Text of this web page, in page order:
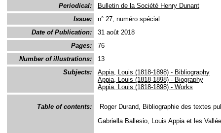
Periodical:
Bulletin de la Société Henry Dunant
Issue:
n° 27, numéro spécial
Date of Publication:
31 août 2018
Pages:
76
Number of illustrations:
13
Subjects:
Appia, Louis (1818-1898) - Bibliography
Appia, Louis (1818-1898) - Biography
Appia, Louis (1818-1898) - Works
Table of contents:
Roger Durand, Bibliographie des textes
Gabriella Ballesio, Louis Appia et les